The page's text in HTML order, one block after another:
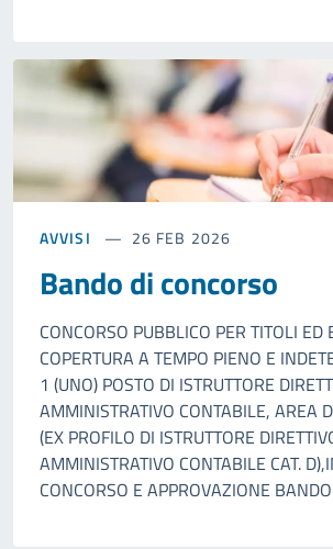
AVVISI 26 FEB 2026
Bando di concorso
CONCORSO PUBBLICO PER TITOLI ED
COPERTURA A TEMPO PIENO E
1 (UNO) POSTO DI ISTRUTTORE
AMMINISTRATIVO CONTABILE, AREA
(EX PROFILO DI ISTRUTTORE
AMMINISTRATIVO CONTABILE CAT.
CONCORSO E APPROVAZIONE BANDO